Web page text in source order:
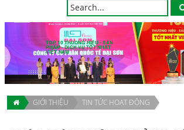
TOP 10 THƯƠNG HIỆU - SẢN
PHẨM - DỊCH VỤ TỐT NHẤT
VIỆT NAM
GIỚI THIỆU TIN TỨC HOẠT ĐỘNG